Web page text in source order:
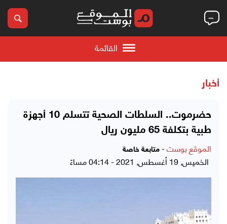
القائمة
أخبار
حضرموت.. السلطات الصحية تتسلم 10 أجهزة
طبية بتكلفة 65 مليون ريال
الموقع بوست- متابعة خاصة
الخميس, 19 أغسطس, 2021 - 04:14 مساءً